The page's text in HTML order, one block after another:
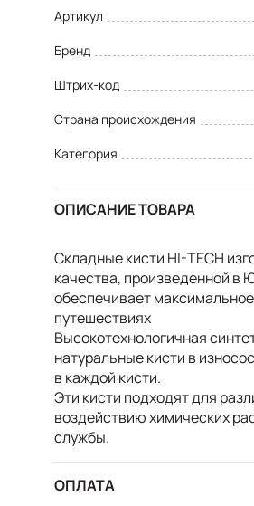
Артикул
Бренд
Штрих-код
Страна происхождения
Категория
ОПИСАНИЕ ТОВАРА
Складные кисти HI-TECH
качества, произведенной в
обеспечивает
путешествиях
Высокотехнологичная
натуральные кисти в
в каждой кисти.
Эти кисти подходят для
воздействию химических
службы.
ОПЛАТА